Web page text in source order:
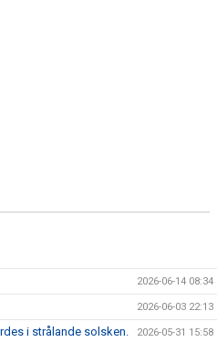
2026-06-14 08:34
2026-06-03 22:13
i strålande solsken. 2026-05-31 15:58